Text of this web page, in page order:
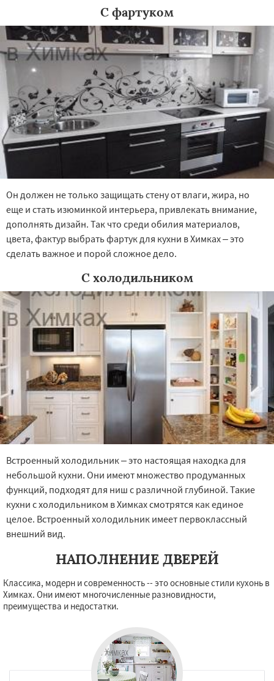
С фартуком
Он должен не только защищать стену от влаги, жира, но
еще и стать изюминкой интерьера, привлекать внимание,
дополнять дизайн. Так что среди обилия материалов,
цвета, фактур выбрать фартук для кухни в Химках – это
сделать важное и порой сложное дело.
С холодильником
Встроенный холодильник – это настоящая находка для
небольшой кухни. Они имеют множество продуманных
функций, подходят для ниш с различной глубиной. Такие
кухни с холодильником в Химках смотрятся как единое
целое. Встроенный холодильник имеет первоклассный
внешний вид.
НАПОЛНЕНИЕ ДВЕРЕЙ
Классика, модерн и современность -- это основные стили кухонь в
Химках. Они имеют многочисленные разновидности,
преимущества и недостатки.